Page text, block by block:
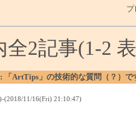
プ
全2記事(1-2
「ArtTips」の技術的な質問（？）で
(2018/11/16(Fri) 21:10:47)